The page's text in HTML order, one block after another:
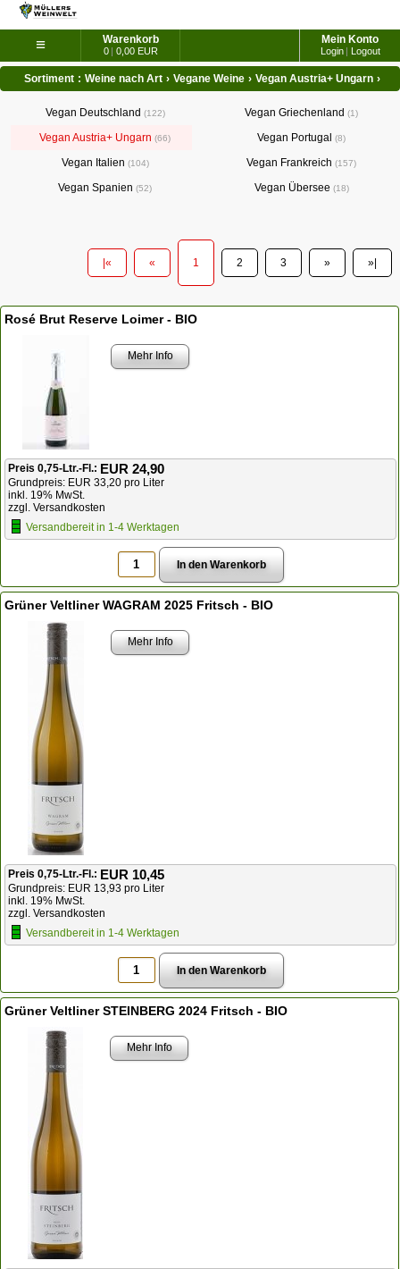
≡ Warenkorb
0 | 0,00 EUR
Mein Konto
Login | Logout
Sortiment : Weine nach Art › Vegane Weine › Vegan Austria+ Ungarn ›
Vegan Deutschland 122
Vegan Austria+ Ungarn 66
Vegan Italien 104
Vegan Spanien 52
Vegan Griechenland 1
Vegan Portugal 8
Vegan Frankreich 157
Vegan Übersee 18
|« « 1 2 3 » »|
Rosé Brut Reserve Loimer - BIO
Mehr Info
Preis 0,75-Ltr.-Fl.: EUR 24,90
Grundpreis: EUR 33,20 pro Liter
inkl. 19% MwSt.
zzgl. Versandkosten
Versandbereit in 1-4 Werktagen
Grüner Veltliner WAGRAM 2025 Fritsch - BIO
Mehr Info
Preis 0,75-Ltr.-Fl.: EUR 10,45
Grundpreis: EUR 13,93 pro Liter
inkl. 19% MwSt.
zzgl. Versandkosten
Versandbereit in 1-4 Werktagen
Grüner Veltliner STEINBERG 2024 Fritsch - BIO
Mehr Info